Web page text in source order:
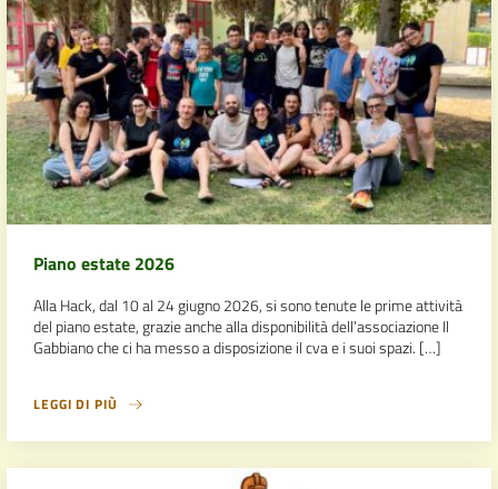
Piano estate 2026
Alla Hack, dal 10 al 24 giugno 2026, si sono tenute le prime attività
del piano estate, grazie anche alla disponibilità dell’associazione Il
Gabbiano che ci ha messo a disposizione il cva e i suoi spazi. […]
LEGGI DI PIÙ